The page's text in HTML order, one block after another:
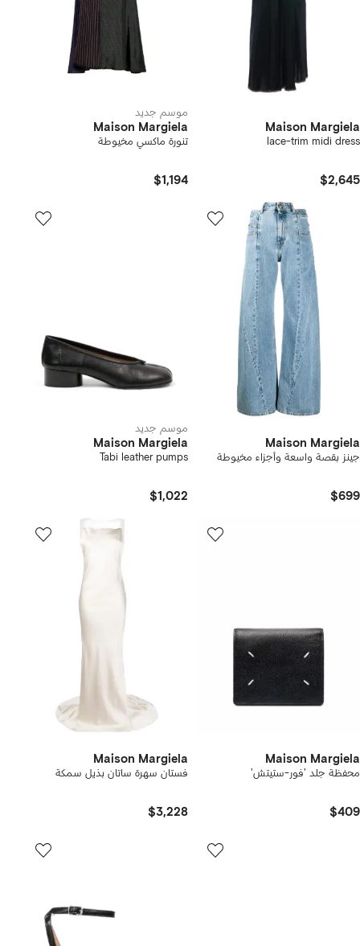
Maison Margiela
lace-trim midi dress
$2,645
موسم جديد
Maison Margiela
تنورة ماكسي مخيوطة
$1,194
Maison Margiela
جينز بقصة واسعة وأجزاء مخيوطة
$699
موسم جديد
Maison Margiela
Tabi leather pumps
$1,022
Maison Margiela
محفظة جلد 'فور-ستيتش'
$409
Maison Margiela
فستان سهرة ساتان بذيل سمكة
$3,228